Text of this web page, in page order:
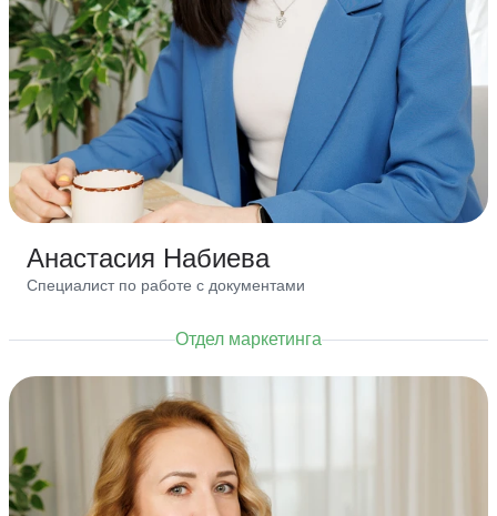
Анастасия Набиева
Специалист по работе с документами
Отдел маркетинга